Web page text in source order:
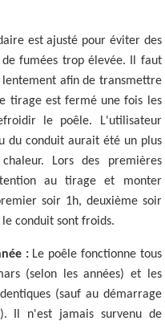
est ajusté pour éviter des
fumées trop élevée. Il faut
afin de transmettre
tirage est fermé une fois les
le poêle. L'utilisateur
du conduit aurait été un plus
Lors des premières
au tirage et monter
soir 1h, deuxième soir
conduit sont froids.
:Le poêle fonctionne tous
(selon les années) et les
(sauf au démarrage
Il n'est jamais survenu de